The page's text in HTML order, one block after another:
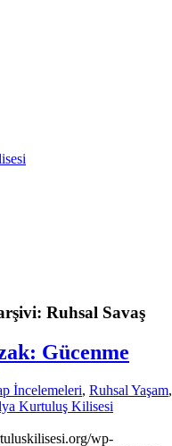
Ruhsal Savaş
Gücenme
İncelemeleri, Ruhsal Yaşam,
Kurtuluş Kilisesi
wp-